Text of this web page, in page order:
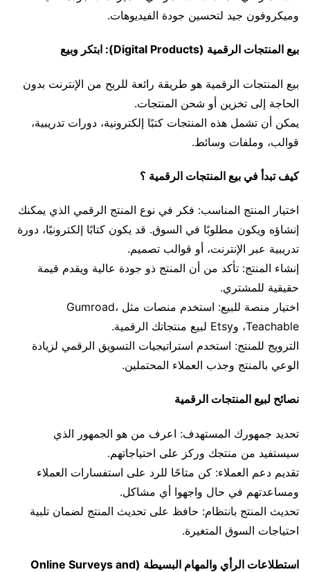
وميكروفون جيد لتحسين جودة الفيديوهات.
بيع المنتجات الرقمية (Digital Products): ابتكر وبيع
بيع المنتجات الرقمية هو طريقة رائعة للربح من الإنترنت بدون
الحاجة إلى تخزين أو شحن المنتجات.
يمكن أن تشمل هذه المنتجات كتبًا إلكترونية، دورات تدريبية،
قوالب، وملفات وسائط.
كيف تبدأ في بيع المنتجات الرقمية ؟
اختيار المنتج المناسب: فكر في نوع المنتج الرقمي الذي يمكنك
إنشاؤه ويكون مطلوبًا في السوق. قد يكون كتابًا إلكترونيًا، دورة
تدريبية عبر الإنترنت، أو قوالب تصميم.
إنشاء المنتج: تأكد من أن المنتج ذو جودة عالية ويقدم قيمة
حقيقية للمشتري.
اختيار منصة للبيع: استخدم منصات مثل Gumroad،
Teachable، وEtsy لبيع منتجاتك الرقمية.
الترويج للمنتج: استخدم استراتيجيات التسويق الرقمي لزيادة
الوعي بالمنتج وجذب العملاء المحتملين.
نصائح لبيع المنتجات الرقمية
تحديد جمهورك المستهدف: اعرف من هو الجمهور الذي
سيستفيد من منتجك وركز على احتياجاتهم.
تقديم دعم العملاء: كن متاحًا للرد على استفسارات العملاء
ومساعدتهم في حال واجهوا أي مشاكل.
تحديث المنتج بانتظام: حافظ على تحديث المنتج لضمان تلبية
احتياجات السوق المتغيرة.
استطلاعات الرأي والمهام البسيطة (Online Surveys and